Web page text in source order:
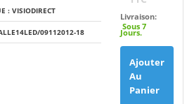
: VISIODIRECT
09112012-18
Livraison:
Sous 7
Jours.
Ajouter
Au
Panier